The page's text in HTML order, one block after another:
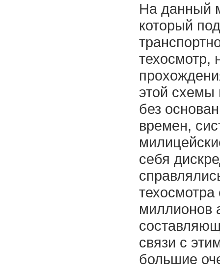
На данный
который
техосмотр,
этой
без
времен,
себя
техосмотра
миллионов
связи с
большие